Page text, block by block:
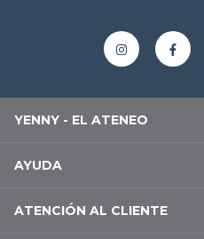
YENNY - EL ATENEO
AYUDA
ATENCIÓN AL CLIENTE